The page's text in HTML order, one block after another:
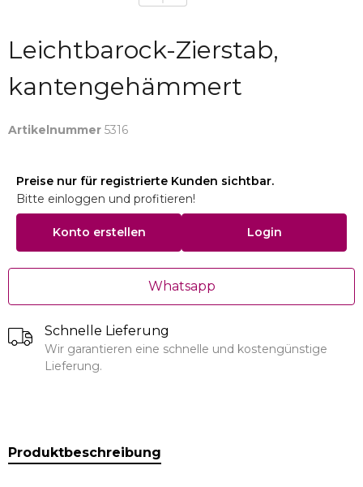
Leichtbarock-Zierstab,
kantengehämmert
Artikelnummer 5316
Preise nur für registrierte Kunden sichtbar.
Bitte einloggen und profitieren!
Konto erstellen Login
Whatsapp
Schnelle Lieferung
Wir garantieren eine schnelle und kostengünstige
Lieferung.
Produktbeschreibung